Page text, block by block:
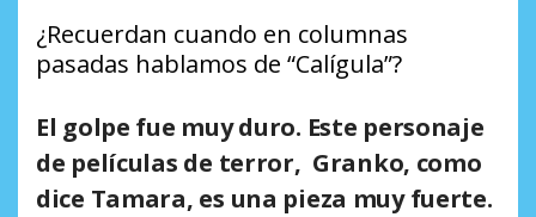
¿Recuerdan cuando en columnas
pasadas hablamos de “Calígula”?
El golpe fue muy duro. Este personaje
de películas de terror, Granko, como
dice Tamara, es una pieza muy fuerte.